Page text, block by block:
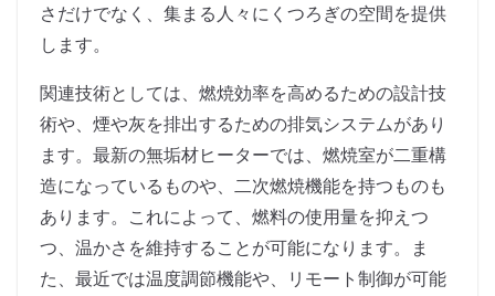
さだけでなく、集まる人々にくつろぎの空間を提供
します。
関連技術としては、燃焼効率を高めるための設計技
術や、煙や灰を排出するための排気システムがあり
ます。最新の無垢材ヒーターでは、燃焼室が二重構
造になっているものや、二次燃焼機能を持つものも
あります。これによって、燃料の使用量を抑えつ
つ、温かさを維持することが可能になります。ま
た、最近では温度調節機能や、リモート制御が可能